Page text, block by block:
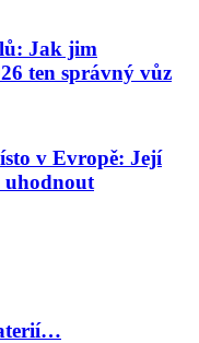
Jak jim
ten správný vůz
v Evropě: Její
uhodnout